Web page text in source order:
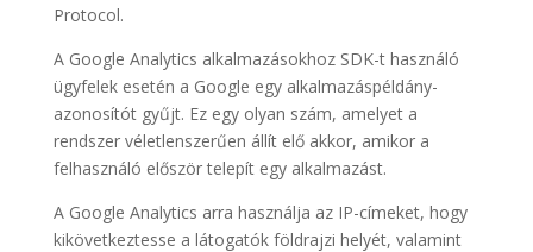
Protocol.
A Google Analytics alkalmazásokhoz SDK-t használó
ügyfelek esetén a Google egy alkalmazáspéldány-
azonosítót gyűjt. Ez egy olyan szám, amelyet a
rendszer véletlenszerűen állít elő akkor, amikor a
felhasználó először telepít egy alkalmazást.
A Google Analytics arra használja az IP-címeket, hogy
kikövetkeztesse a látogatók földrajzi helyét, valamint